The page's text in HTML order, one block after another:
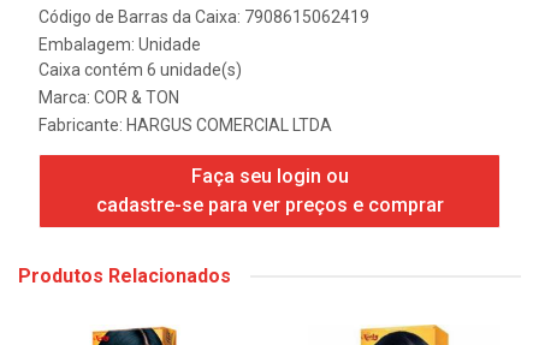
Código de Barras da Caixa: 7908615062419
Embalagem: Unidade
Caixa contém 6 unidade(s)
Marca: COR & TON
Fabricante: HARGUS COMERCIAL LTDA
Faça seu login ou
cadastre-se para ver preços e comprar
Produtos Relacionados